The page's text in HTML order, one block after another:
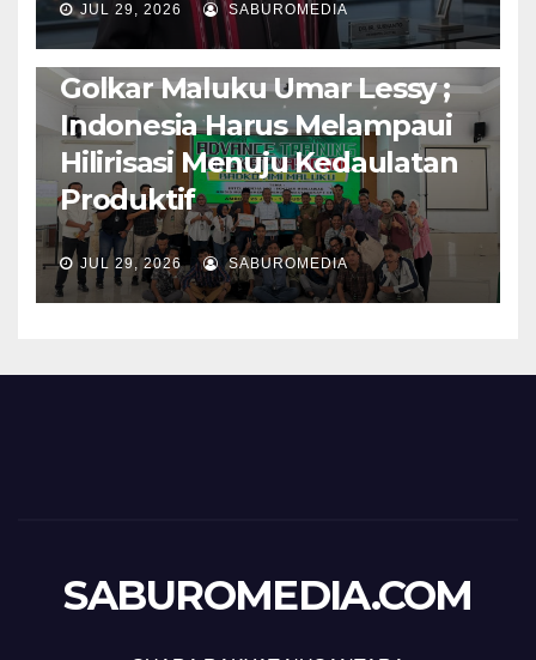
JUL 29, 2026 SABUROMEDIA
PENDIDIKAN & OLAHRAGA THE MOLUCCAS
Isi Materi LK-III HMI, Ketua
Golkar Maluku Umar Lessy ;
Indonesia Harus Melampaui
Hilirisasi Menuju Kedaulatan
Produktif
JUL 29, 2026 SABUROMEDIA
SABUROMEDIA.COM